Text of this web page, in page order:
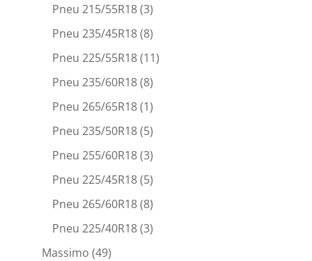
Pneu 215/55R18(3)
Pneu 235/45R18(8)
Pneu 225/55R18(11)
Pneu 235/60R18(8)
Pneu 265/65R18(1)
Pneu 235/50R18(5)
Pneu 255/60R18(3)
Pneu 225/45R18(5)
Pneu 265/60R18(8)
Pneu 225/40R18(3)
Massimo (49)